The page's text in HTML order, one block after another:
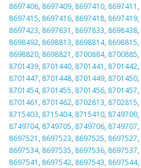
8697406, 8697409, 8697410, 8697411 ,
8697415, 8697416, 8697418, 8697419,
8697423, 8697831 , 8697833, 8698438,
8698492, 8698813, 8698814, 8698815,
8698820, 8698821 , 8700884, 8700885,
8701439, 8701440, 8701441 , 8701442,
8701447, 8701448, 8701449, 8701450,
8701454, 8701455, 8701456, 8701457,
8701461 , 8701462, 8702813, 8702815,
8715403, 8715404, 8715410, 8749700,
8749704, 8749705, 8749706, 8749707,
8697521 , 8697523, 8697525, 8697527,
8697534, 8697535, 8697536, 8697537,
8697541 , 8697542, 8697543, 8697544,